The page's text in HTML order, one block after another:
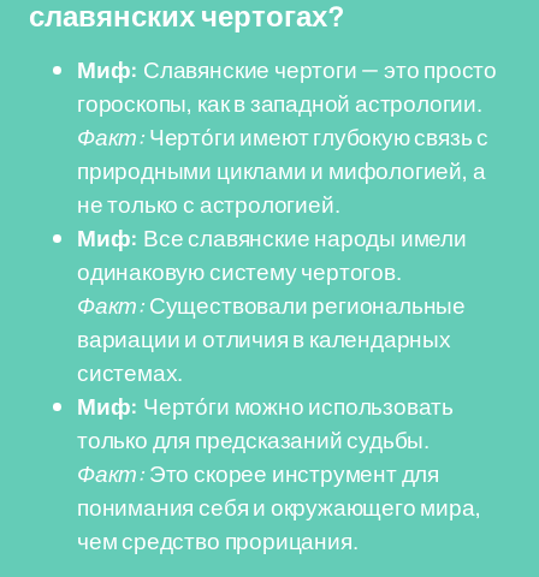
славянских чертогах?
Миф: Славянские чертоги — это просто
гороскопы, как в западной астрологии.
Факт:Черто́ги имеют глубокую связь с
природными циклами и мифологией, а
не только с астрологией.
Миф: Все славянские народы имели
одинаковую систему чертогов.
Факт:Существовали региональные
вариации и отличия в календарных
системах.
Миф: Черто́ги можно использовать
только для предсказаний судьбы.
Факт:Это скорее инструмент для
понимания себя и окружающего мира,
чем средство прорицания.